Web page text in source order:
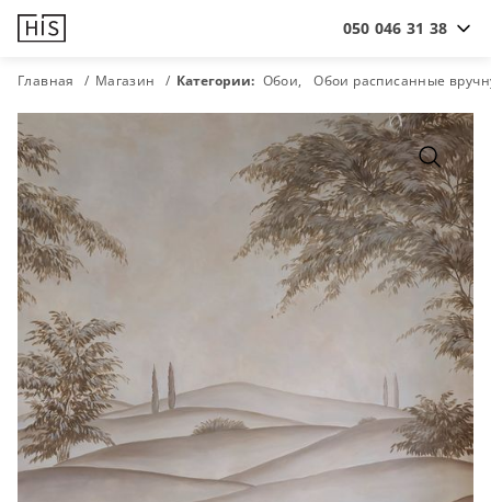
050 046 31 38
Главная Магазин Категории: Обои Обои расписанные